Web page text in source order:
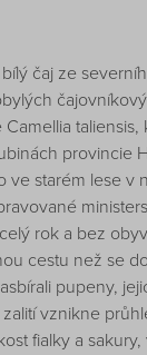
čaj ze
taliensis,
provincie
ve starém lese v
rok a bez
cestu než se
pupeny,
vznikne
fialky a